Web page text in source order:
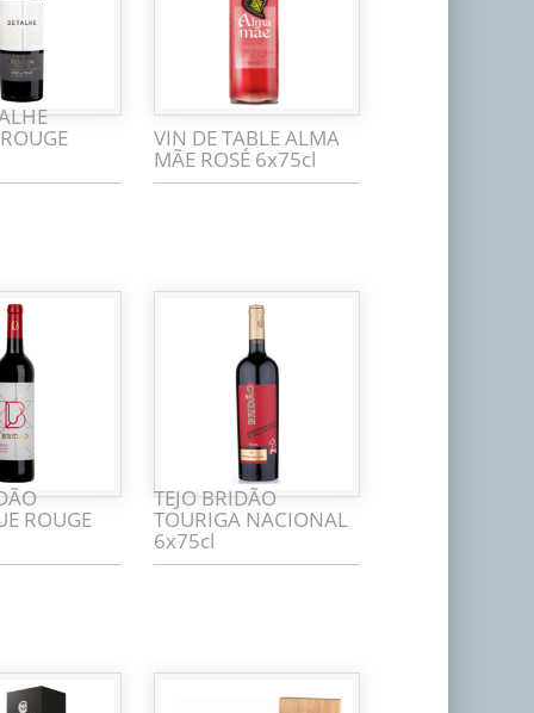
VIN DE TABLE ALMA
MÃE ROSÉ 6x75cl
ROUGE
TEJO BRIDÃO
TOURIGA NACIONAL
6x75cl